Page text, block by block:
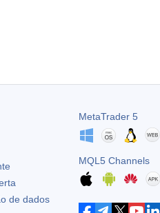
de dados
MetaTrader 5
MQL5 Channels